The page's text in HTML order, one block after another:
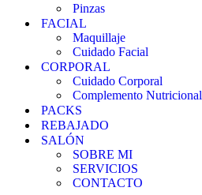
Pinzas
FACIAL
Maquillaje
Cuidado Facial
CORPORAL
Cuidado Corporal
Complemento Nutricional
PACKS
REBAJADO
SALÓN
SOBRE MI
SERVICIOS
CONTACTO